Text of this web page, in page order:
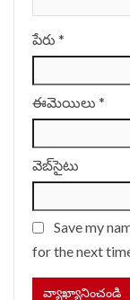
పేరు *
ఈమెయిలు *
వెబ్‌సైటు
Save my
for the next